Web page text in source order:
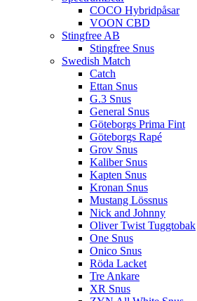
COCO Hybridpåsar
VOON CBD
Stingfree AB
Stingfree Snus
Swedish Match
Catch
Ettan Snus
G.3 Snus
General Snus
Göteborgs Prima Fint
Göteborgs Rapé
Grov Snus
Kaliber Snus
Kapten Snus
Kronan Snus
Mustang Lössnus
Nick and Johnny
Oliver Twist Tuggtobak
One Snus
Onico Snus
Röda Lacket
Tre Ankare
XR Snus